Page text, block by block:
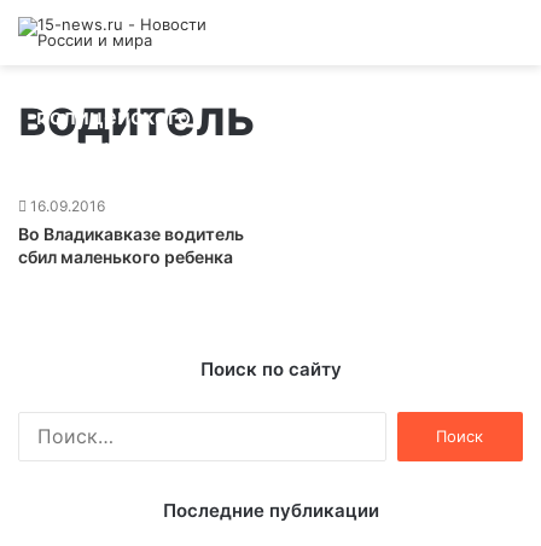
водитель
полицейского
22.11.2016
16.09.2016
Во Владикавказе водитель
сбил маленького ребенка
Поиск по сайту
Последние публикации